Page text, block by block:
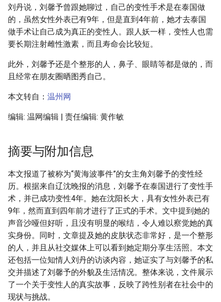
刘丹说，刘馨予曾跟她聊过，自己的变性手术是在泰国做
的，虽然女性外表已有9年，但是直到4年前，她才去泰国
做手术让自己成为真正的变性人。跟人妖一样，变性人也需
要长期注射雌性激素，而且寿命会比较短。
此外，刘馨予还是个整形的人，鼻子、眼睛等都是做的，而
且经常在朋友圈晒图秀自己。
本文转自： 温州网
编辑: 温网编辑 | 责任编辑: 黄作敏
摘要与附加信息
本文报道了被称为“黄海波事件”的女主角刘馨予的变性经
历。根据来自辽沈晚报的消息，刘馨予在泰国进行了变性手
术，并已成功变性4年。她在沈阳长大，具有女性外表已有
9年，然而直到四年前才进行了正式的手术。文中提到她的
声音沙哑但好听，且没有明显的喉结，令人难以察觉她的真
实身份。同时，文章提及她的皮肤状态非常好，是一个整形
的人，并且从社交媒体上可以看到她定期分享生活照。本文
还包括一位知情人刘丹的访谈内容，她证实了与刘馨予的私
交并描述了刘馨予的外貌及生活情况。整体来说，文件展示
了一个关于变性人的真实故事，反映了跨性别者在社会中的
现状与挑战。